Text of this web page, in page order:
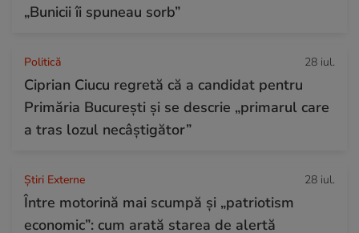
„Bunicii îi spuneau sorb”
Politică 28 iul.
Ciprian Ciucu regretă că a candidat pentru
Primăria București și se descrie „primarul care
a tras lozul necâștigător”
Știri Externe 28 iul.
Între motorină mai scumpă și „patriotism
economic”: cum arată starea de alertă